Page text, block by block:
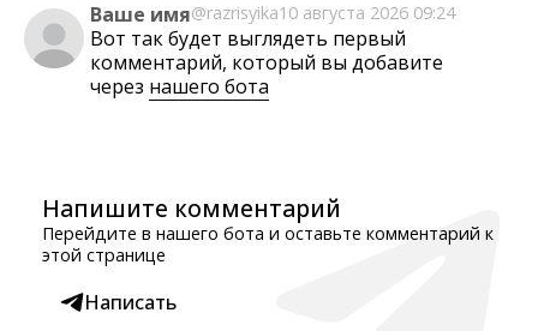
Ваше имя@razrisyika10 августа 2026 09:24
Вот так будет выглядеть первый
комментарий, который вы добавите
через нашего бота
Напишите комментарий
Перейдите в нашего бота и оставьте комментарий к
этой странице
Написать